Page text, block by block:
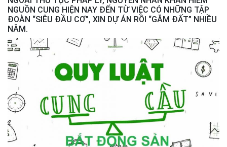
NGUỒN CUNG HIỆN NAY ĐẾN TỪ VIỆC CÓ NHỮNG TẬP
ĐOÀN “SIÊU ĐẦU CƠ”, XIN DỰ ÁN RỒI “GĂM ĐẤT” NHIỀU
NĂM.